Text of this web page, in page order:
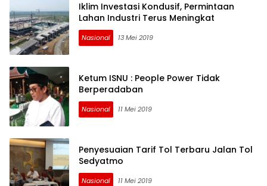
Iklim Investasi Kondusif, Permintaan
Lahan Industri Terus Meningkat
Nasional 13 Mei 2019
Ketum ISNU : People Power Tidak
Berperadaban
Nasional 11 Mei 2019
Penyesuaian Tarif Tol Terbaru Jalan Tol
Sedyatmo
Nasional 11 Mei 2019